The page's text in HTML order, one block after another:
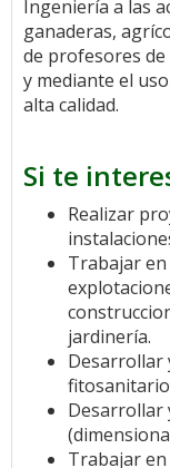
Ingeniería a las
ganaderas,
de profesores
y mediante el
alta calidad.
Si te
Realizar
Trabajar
jardinería.
Desarrollar
Desarrollar
Trabajar